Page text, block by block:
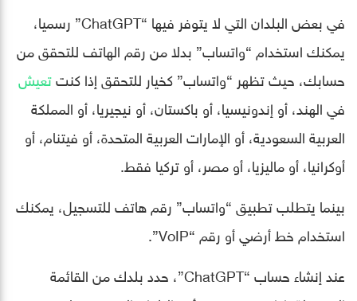
في بعض البلدان التي لا يتوفر فيها “ChatGPT” رسميا،
يمكنك استخدام “واتساب” بدلا من رقم الهاتف للتحقق من
حسابك، حيث تظهر “واتساب” كخيار للتحقق إذا كنتتعيش
في الهند، أو إندونيسيا، أو باكستان، أو نيجيريا، أو المملكة
العربية السعودية، أو الإمارات العربية المتحدة، أو فيتنام، أو
أوكرانيا، أو ماليزيا، أو مصر، أو تركيا فقط.
بينما يتطلب تطبيق “واتساب” رقم هاتف للتسجيل، يمكنك
استخدام خط أرضي أو رقم “VoIP”.
عند إنشاء حساب “ChatGPT”، حدد بلدك من القائمة